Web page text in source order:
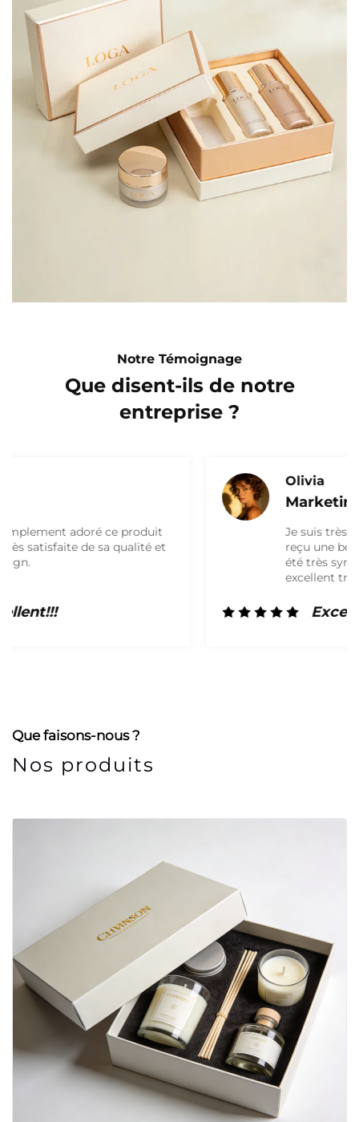
Notre Témoignage
Que disent-ils de notre
entreprise ?
Je suis très satisfait du produit et j’ai
reçu une boîte de haute qualité. Ils ont
été très sympathiques et ont fait un
Que faisons-nous ?
Nos produits